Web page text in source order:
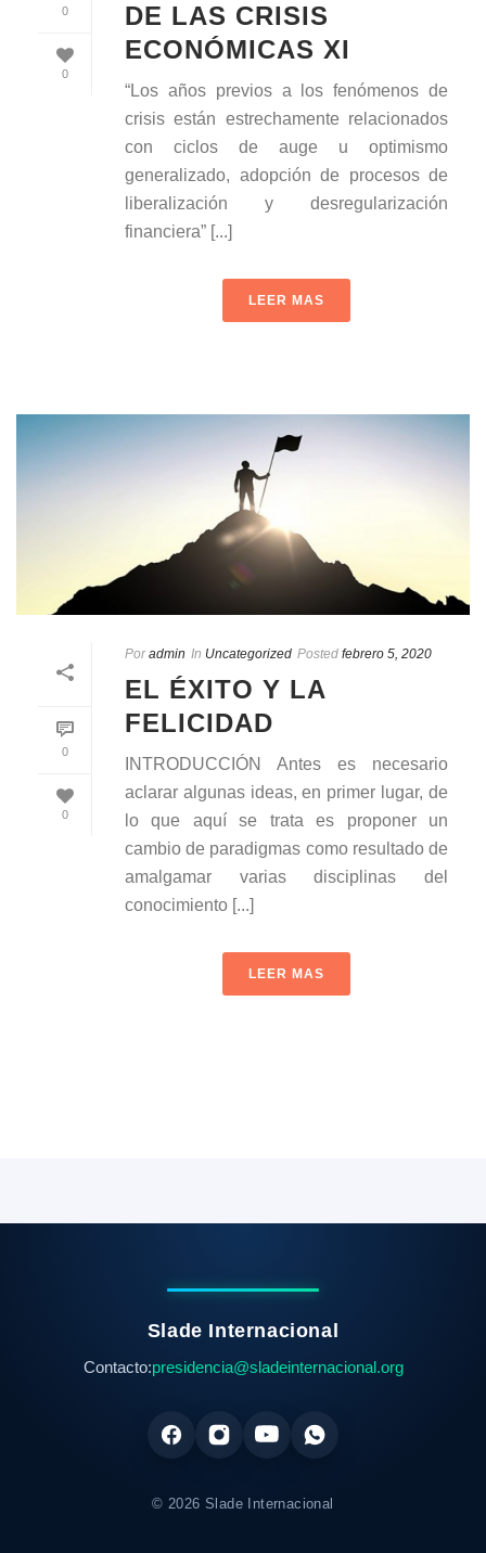
0
0
DE LAS CRISIS
ECONÓMICAS XI
“Los años previos a los fenómenos de
crisis están estrechamente relacionados
con ciclos de auge u optimismo
generalizado, adopción de procesos de
liberalización y desregularización
financiera” [...]
LEER MAS
0
0
Por admin In Uncategorized Posted febrero 5, 2020
EL ÉXITO Y LA
FELICIDAD
INTRODUCCIÓN Antes es necesario
aclarar algunas ideas, en primer lugar, de
lo que aquí se trata es proponer un
cambio de paradigmas como resultado de
amalgamar varias disciplinas del
conocimiento [...]
LEER MAS
Slade Internacional
Contacto:presidencia@sladeinternacional.org
© 2026 Slade Internacional